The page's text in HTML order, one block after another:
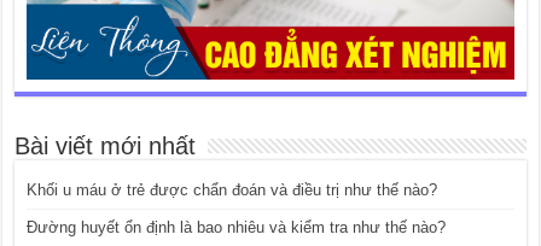
Bài viết mới nhất
Khối u máu ở trẻ được chẩn đoán và điều trị như thế nào?
Đường huyết ổn định là bao nhiêu và kiểm tra như thế nào?